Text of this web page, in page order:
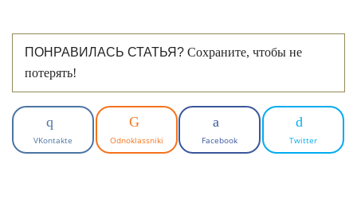
ПОНРАВИЛАСЬ СТАТЬЯ? Сохраните, чтобы не
потерять!
VKontakte Odnoklassniki Facebook Twitter